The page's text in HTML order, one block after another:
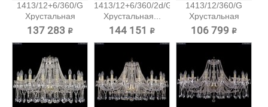
1413/12+6/360/G
Хрустальная
подвесная...
137 283 ₽
1413/12+6/360/2d/G
Хрустальная...
144 151 ₽
1413/12/360/G
Хрустальная
подвесная...
106 799 ₽